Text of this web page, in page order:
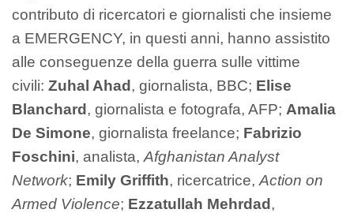
contributo di ricercatori e giornalisti che insieme
a EMERGENCY, in questi anni, hanno assistito
alle conseguenze della guerra sulle vittime
civili: Zuhal Ahad, giornalista, BBC; Elise
Blanchard, giornalista e fotografa, AFP; Amalia
De Simone, giornalista freelance; Fabrizio
Foschini, analista, Afghanistan Analyst
Network; Emily Griffith, ricercatrice, Action on
Armed Violence; Ezzatullah Mehrdad,